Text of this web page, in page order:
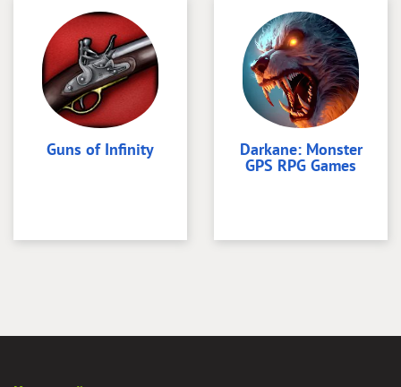
Guns of Infinity Darkane: Monster
GPS RPG Games